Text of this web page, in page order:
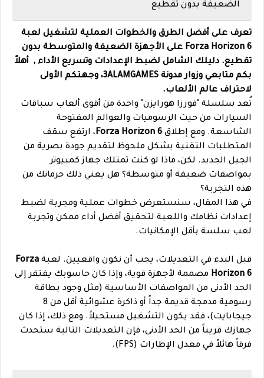
الضعيفة بدون تقطيع
تعرف على أفضل الطرق والخطوات العملية لتشغيل لعبة
Forza Horizon 6 على الأجهزة الضعيفة والمتوسطة بدون
تقطيع. دليلك الشامل لضبط الإعدادات وتسريع الأداء , أهلاً
بكم متابعي وزوار مدونة 3ALAMGAMES، وجهتكم الأولى
لاحتراف عالم الألعاب.
تُعد سلسلة "فورزا هورايزن" واحدة من أقوى ألعاب سباقات
السيارات من حيث الرسوميات والعوالم المفتوحة
الشاسعة. ومع إطلاق Forza Horizon 6، ارتفع سقف
المتطلبات التقنية بشكل ملحوظ لتقديم جودة بصرية من
الجيل الجديد. لكن، ماذا لو كنت تمتلك جهاز كمبيوتر
بمواصفات ضعيفة أو متوسطة؟ هل يعني ذلك حرمانك من
هذه التجربة؟
في هذا المقال، سنستعرض خطوات عملية ومجربة لضبط
إعدادات نظامك واللعبة لتحقيق أفضل أداء ممكن وتجربة
لعب سلسة بأقل الإمكانيات.
قبل البدء في التعديلات، يجب أن نكون واقعيين. لعبة Forza
Horizon 6 مصممة لأجهزة قوية، وإذا كان حاسوبك يفتقر إلى
الحد الأدنى من المواصفات الأساسية (مثل وجود بطاقة
رسومية مدمجة قديمة جداً أو ذاكرة عشوائية أقل من 8
جيجابايت)، فقد يكون التشغيل مستحيلاً. ومع ذلك، إذا كان
جهازك قريباً من الحد الأدنى، فإن التعديلات التالية ستحدث
فرقاً هائلاً في معدل الإطارات (FPS).